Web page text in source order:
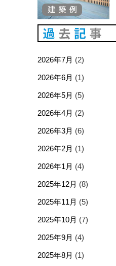
2026年7月 (2)
2026年6月 (1)
2026年5月 (5)
2026年4月 (2)
2026年3月 (6)
2026年2月 (1)
2026年1月 (4)
2025年12月 (8)
2025年11月 (5)
2025年10月 (7)
2025年9月 (4)
2025年8月 (1)